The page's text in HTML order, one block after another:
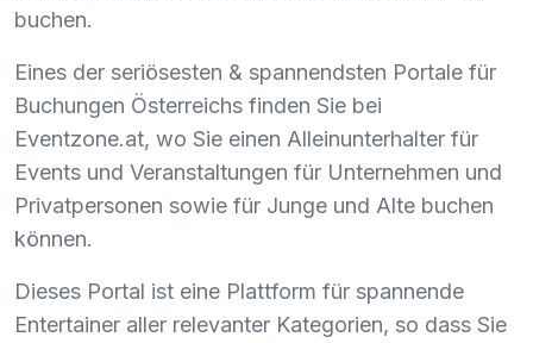
buchen.
Eines der seriösesten & spannendsten Portale für
Buchungen Österreichs finden Sie bei
Eventzone.at, wo Sie einen Alleinunterhalter für
Events und Veranstaltungen für Unternehmen und
Privatpersonen sowie für Junge und Alte buchen
können.
Dieses Portal ist eine Plattform für spannende
Entertainer aller relevanter Kategorien, so dass Sie